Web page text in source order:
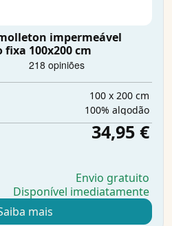
impermeável
100x200 cm
100 x 200 cm
100% algodão
34,95 €
Envio gratuito
Disponível imediatamente
mais